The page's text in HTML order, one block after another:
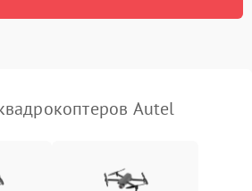
Autel